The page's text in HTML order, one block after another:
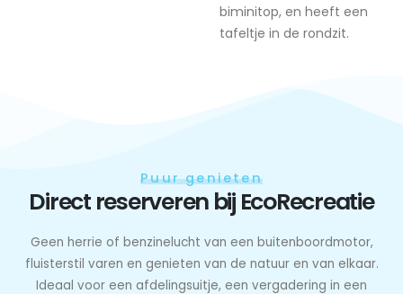
biminitop, en heeft een
tafeltje in de rondzit.
Puur genieten
Direct reserveren bij EcoRecreatie
Geen herrie of benzinelucht van een buitenboordmotor,
fluisterstil varen en genieten van de natuur en van elkaar.
Ideaal voor een afdelingsuitje, een vergadering in een